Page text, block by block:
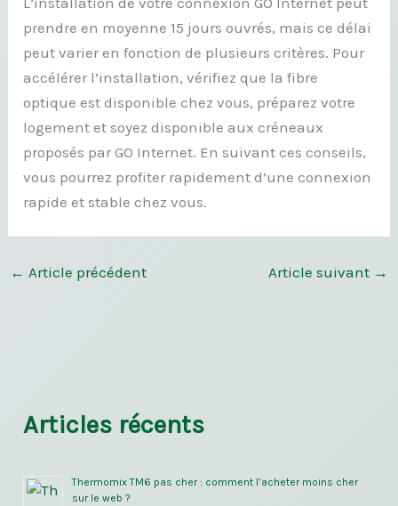
prendre en moyenne 15 jours ouvrés, mais ce délai
peut varier en fonction de plusieurs critères. Pour
accélérer l’installation, vérifiez que la fibre
optique est disponible chez vous, préparez votre
logement et soyez disponible aux créneaux
proposés par GO Internet. En suivant ces conseils,
vous pourrez profiter rapidement d’une connexion
rapide et stable chez vous.
← Article précédent Article suivant →
Articles récents
Thermomix TM6 pas cher : comment l’acheter moins cher
sur le web ?